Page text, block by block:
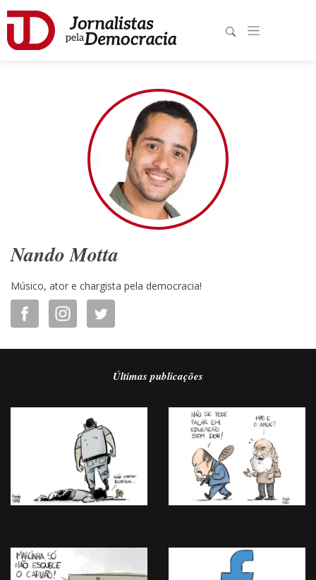
Nando Motta
Músico, ator e chargista pela democracia!
Últimas publicações